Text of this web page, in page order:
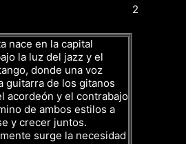
nace en la capital
la luz del jazz y el
donde una voz
guitarra de los gitanos
acordeón y el contrabajo
de ambos estilos a
y crecer juntos.
surge la necesidad
2